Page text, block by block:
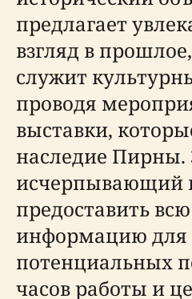
предлагает
взгляд в
служит
проводя
выставки,
наследие Пирны.
исчерпывающий
предоставить
информацию для
потенциальных
часов работы и